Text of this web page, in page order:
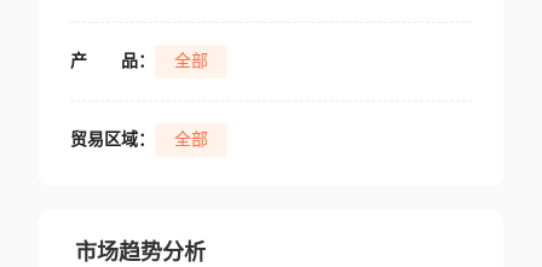
产 品： 全部
贸易区域： 全部
市场趋势分析